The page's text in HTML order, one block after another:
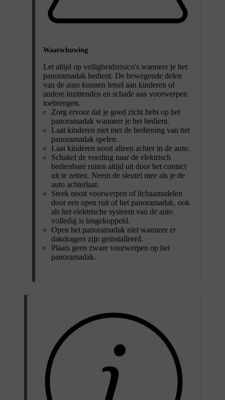
Waarschuwing
Let altijd op veiligheidsrisico's wanneer je het
panoramadak bedient. De bewegende delen
van de auto kunnen letsel aan kinderen of
andere inzittenden en schade aan voorwerpen
toebrengen.
Zorg ervoor dat je goed zicht hebt op het
panoramadak wanneer je het bedient.
Laat kinderen niet met de bediening van het
panoramadak spelen.
Laat kinderen nooit alleen achter in de auto.
Schakel de voeding naar de elektrisch
bedienbare ruiten altijd uit door het contact
uit te zetten. Neem de sleutel mee als je de
auto achterlaat.
Steek nooit voorwerpen of lichaamsdelen
door een open ruit of het panoramadak, ook
als het elektrische systeem van de auto
volledig is losgekoppeld.
Open het panoramadak niet wanneer er
dakdragers zijn geïnstalleerd.
Plaats geen zware voorwerpen op het
panoramadak.